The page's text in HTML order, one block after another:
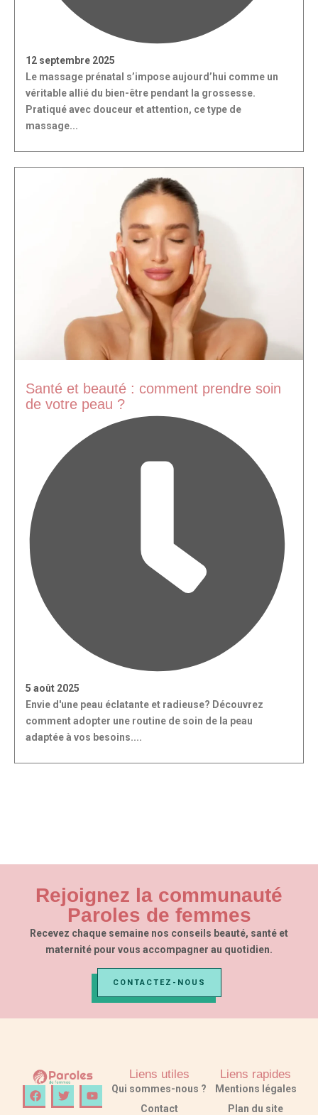
12 septembre 2025
Le massage prénatal s’impose aujourd’hui comme un
véritable allié du bien-être pendant la grossesse.
Pratiqué avec douceur et attention, ce type de
massage...
Santé et beauté : comment prendre soin
de votre peau ?
5 août 2025
Envie d'une peau éclatante et radieuse? Découvrez
comment adopter une routine de soin de la peau
adaptée à vos besoins....
Rejoignez la communauté
Paroles de femmes​
Recevez chaque semaine nos conseils beauté, santé et
maternité pour vous accompagner au quotidien.
CONTACTEZ-NOUS
F
a
T
w
Y
o
Liens utiles
Qui sommes-nous ?
Contact
Liens rapides
Mentions légales
Plan du site